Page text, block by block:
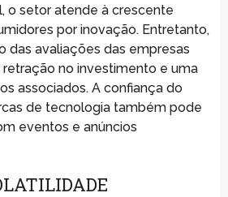
o setor atende à crescente
por inovação. Entretanto,
das avaliações das empresas
no investimento e uma
associados. A confiança do
de tecnologia também pode
eventos e anúncios